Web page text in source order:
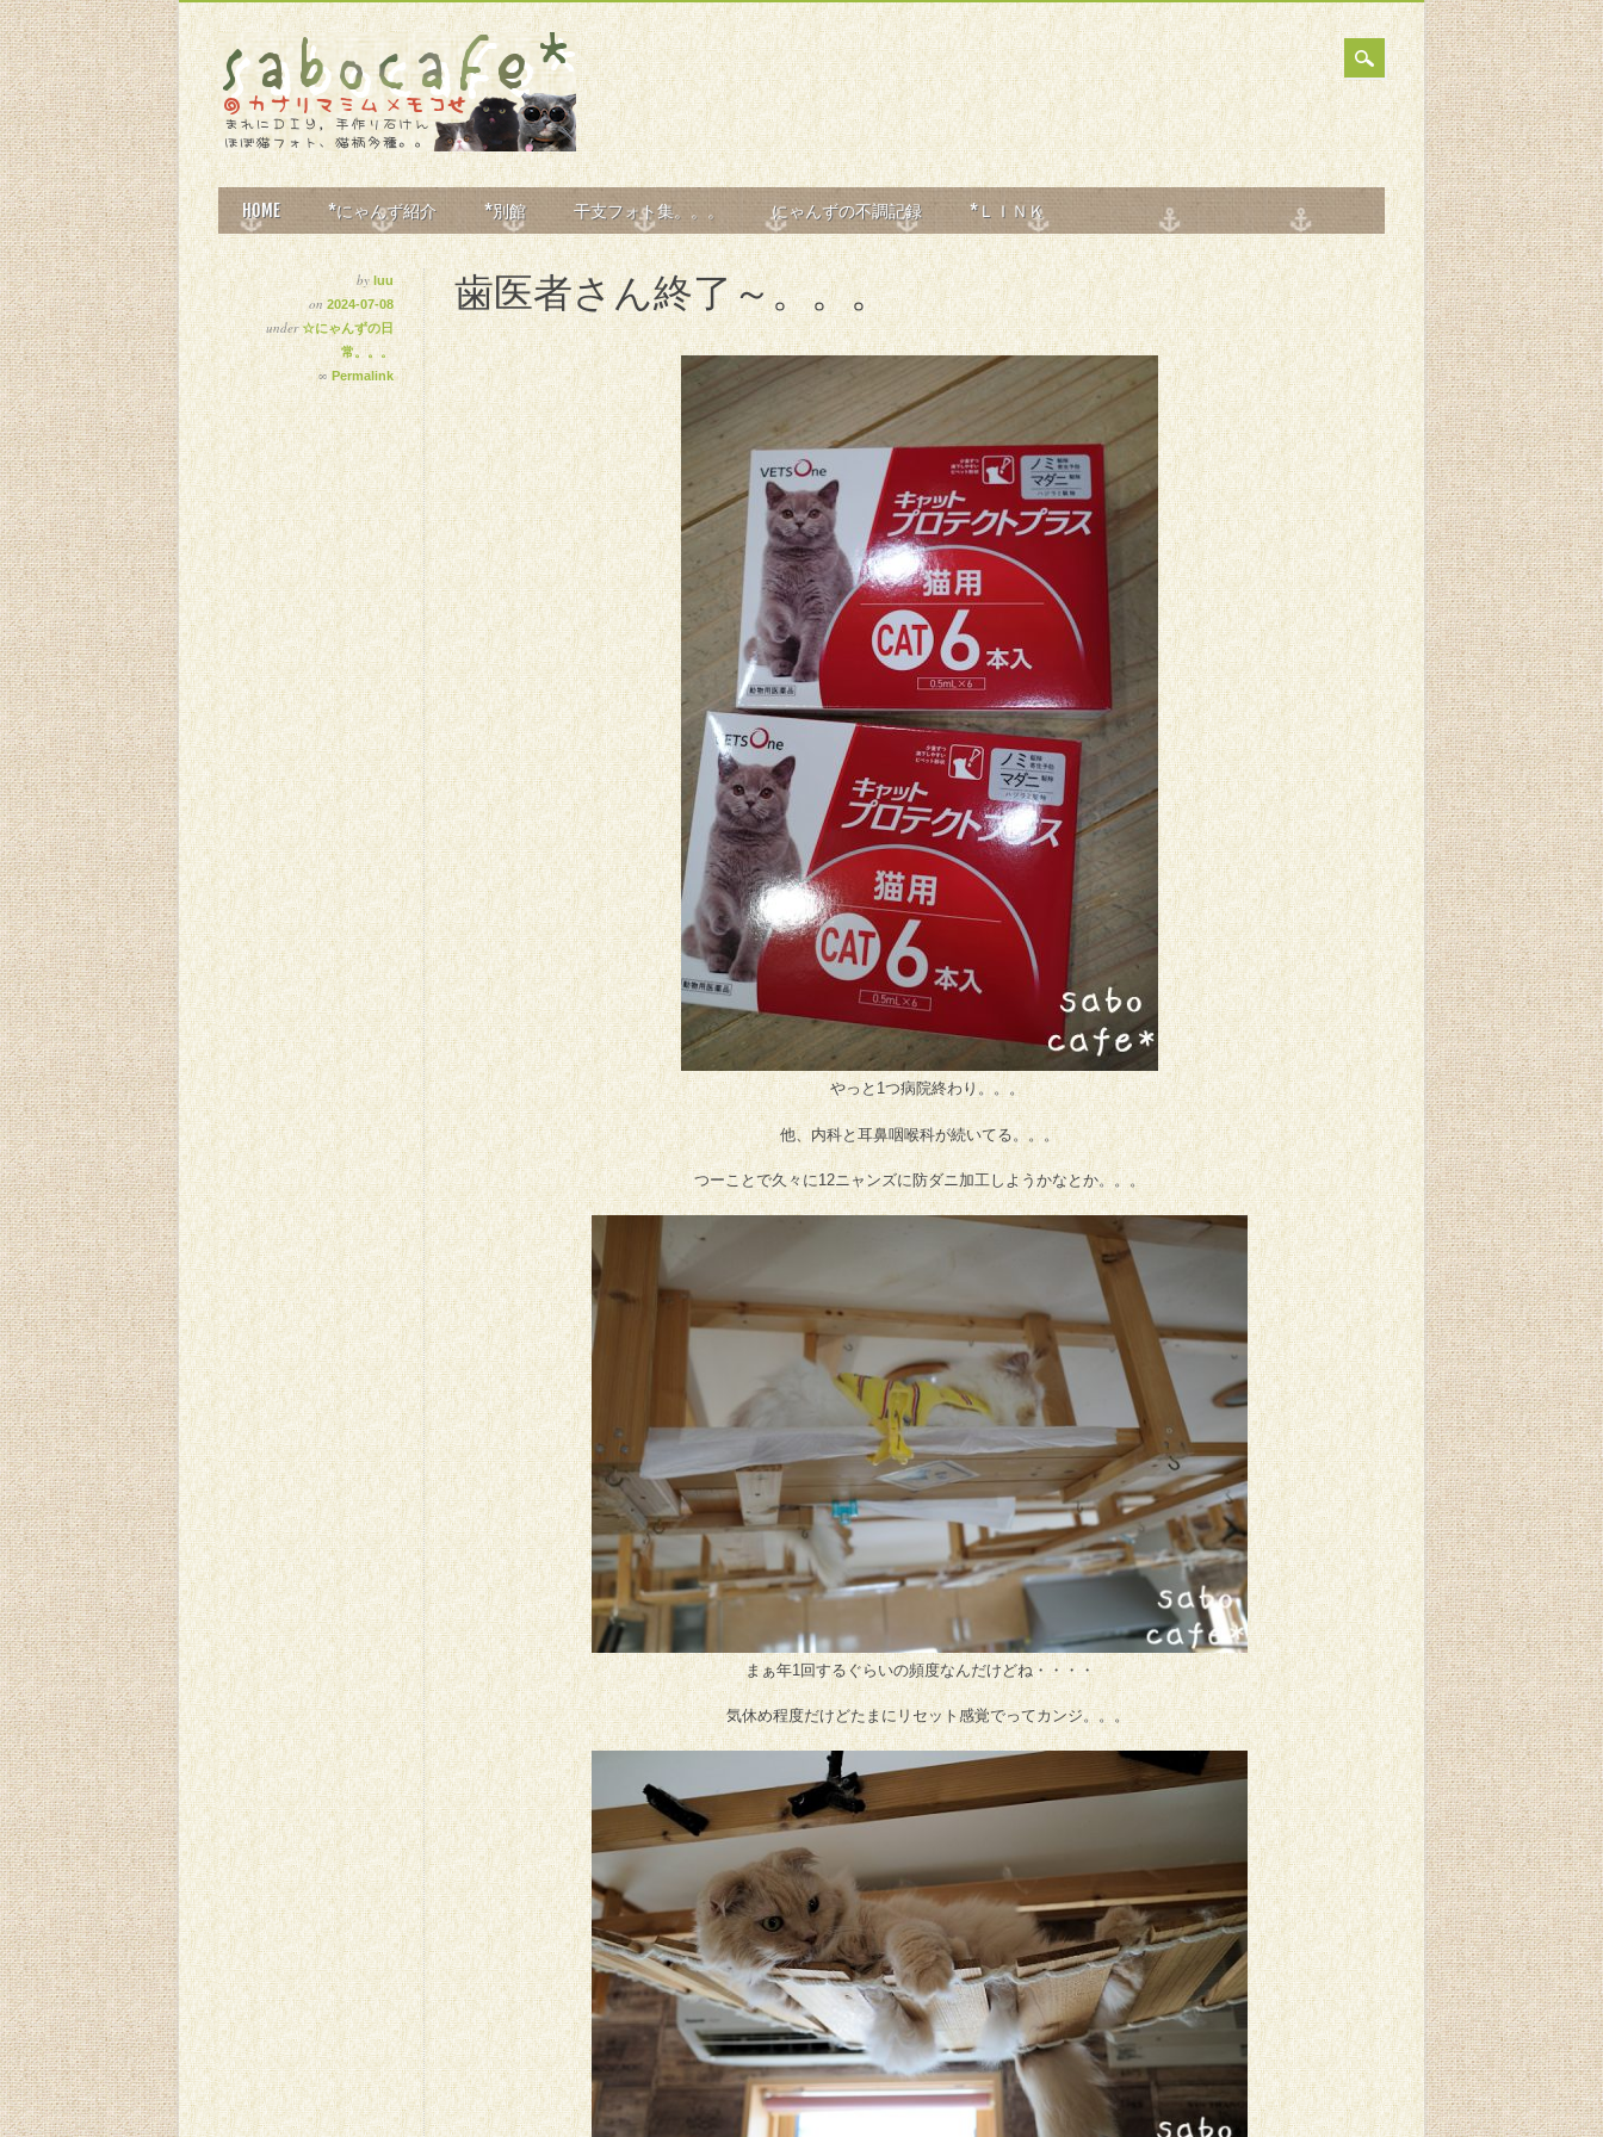
MAIN MENU
content
HOME *にゃんず紹介 *別館 干支フォト集。。。 にゃんずの不調記録 *ＬＩＮＫ
byluu
on2024-07-08
under☆にゃんずの日
常。。。
∞Permalink
歯医者さん終了～。。。
やっと1つ病院終わり。。。
他、内科と耳鼻咽喉科が続いてる。。。
つーことで久々に12ニャンズに防ダニ加工しようかなとか。。。
まぁ年1回するぐらいの頻度なんだけどね・・・・
気休め程度だけどたまにリセット感覚でってカンジ。。。